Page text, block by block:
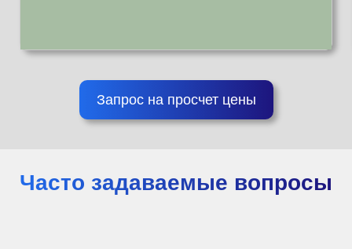
Запрос на просчет цены
Часто задаваемые вопросы